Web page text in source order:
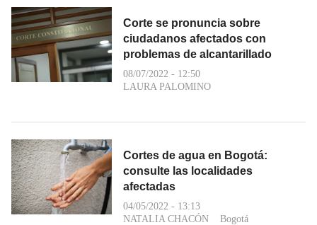
Corte se pronuncia sobre
ciudadanos afectados con
problemas de alcantarillado
08/07/2022 - 12:50
LAURA PALOMINO
Cortes de agua en Bogotá:
consulte las localidades
afectadas
04/05/2022 - 13:13
NATALIA CHACÓN
Bogotá